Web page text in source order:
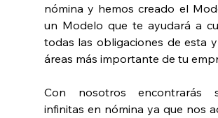
nómina y hemos creado el
un Modelo que te ayudará a
todas las obligaciones de esta
áreas más importante de tu
Con nosotros encontrarás
infinitas en nómina ya que nos